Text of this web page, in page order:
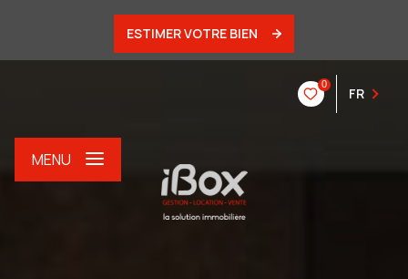
ESTIMER VOTRE BIEN
0
FR
MENU